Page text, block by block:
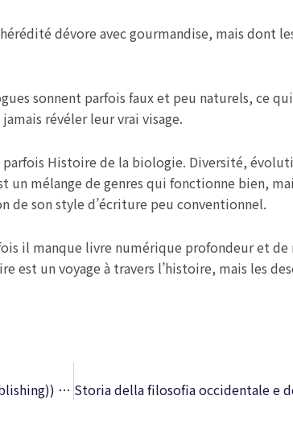
dévore avec gourmandise, mais dont
sonnent parfois faux et peu naturels, ce
révéler leur vrai visage.
Histoire de la biologie. Diversité,
mélange de genres qui fonctionne bien,
de son style d’écriture peu conventionnel.
il manque livre numérique profondeur et
est un voyage à travers l’histoire, mais les
But Excuse Me That Is My Book (Charlie and Lola (Shang Yi Publishing)) – Download PDF